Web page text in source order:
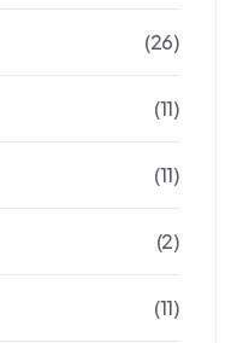
(26)
(11)
(11)
(2)
(11)